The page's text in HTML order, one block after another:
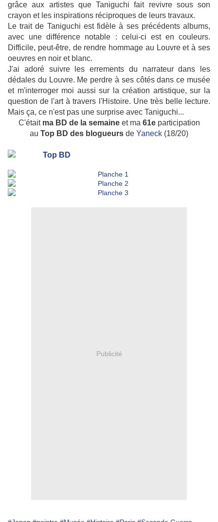
grâce aux artistes que Taniguchi fait revivre sous son
crayon et les inspirations réciproques de leurs travaux.
Le trait de Taniguchi est fidèle à ses précédents albums,
avec une différence notable : celui-ci est en couleurs.
Difficile, peut-être, de rendre hommage au Louvre et à ses
oeuvres en noir et blanc.
J'ai adoré suivre les errements du narrateur dans les
dédales du Louvre. Me perdre à ses côtés dans ce musée
et m'interroger moi aussi sur la création artistique, sur la
question de l'art à travers l'Histoire. Une très belle lecture.
Mais ça, ce n'est pas une surprise avec Taniguchi...
C'était ma BD de la semaineet ma 61eparticipation
au Top BD des blogueurs de Yaneck (18/20)
Publicité